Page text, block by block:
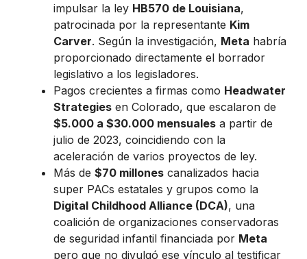
impulsar la ley HB570 de Louisiana,
patrocinada por la representante Kim
Carver. Según la investigación, Meta habría
proporcionado directamente el borrador
legislativo a los legisladores.
Pagos crecientes a firmas como Headwater
Strategies en Colorado, que escalaron de
$5.000 a $30.000 mensuales a partir de
julio de 2023, coincidiendo con la
aceleración de varios proyectos de ley.
Más de $70 millones canalizados hacia
super PACs estatales y grupos como la
Digital Childhood Alliance (DCA), una
coalición de organizaciones conservadoras
de seguridad infantil financiada por Meta
pero que no divulgó ese vínculo al testificar